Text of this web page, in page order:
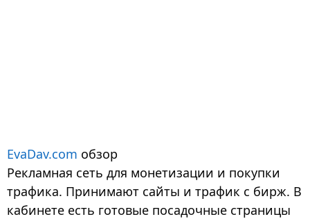
EvaDav.com обзор
Рекламная сеть для монетизации и покупки
трафика. Принимают сайты и трафик с бирж. В
кабинете есть готовые посадочные страницы